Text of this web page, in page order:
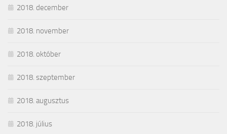
2018. december
2018. november
2018. október
2018. szeptember
2018. augusztus
2018. július